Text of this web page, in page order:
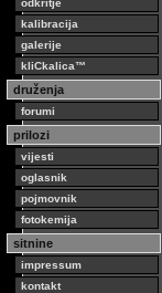
odkritje
kalibracija
galerije
kliCkalica™
druženja
forumi
prilozi
vijesti
oglasnik
pojmovnik
fotokemija
sitnine
impressum
kontakt